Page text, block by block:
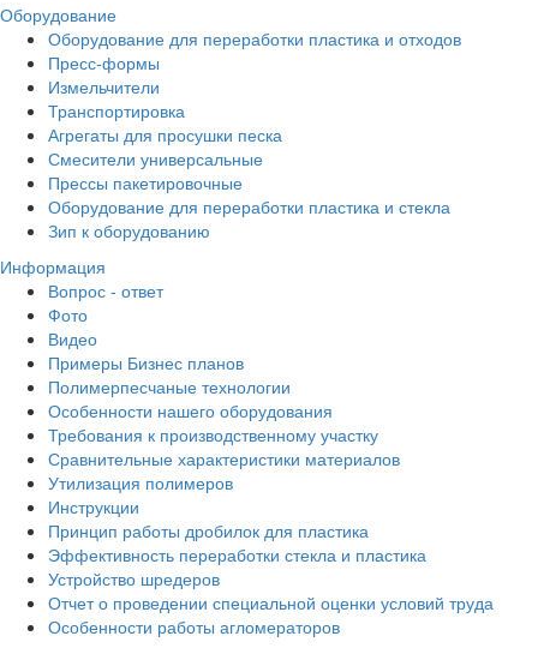
Оборудование
Оборудование для переработки пластика и отходов
Пресс-формы
Измельчители
Транспортировка
Агрегаты для просушки песка
Смесители универсальные
Прессы пакетировочные
Оборудование для переработки пластика и стекла
Зип к оборудованию
Информация
Вопрос - ответ
Фото
Видео
Примеры Бизнес планов
Полимерпесчаные технологии
Особенности нашего оборудования
Требования к производственному участку
Сравнительные характеристики материалов
Утилизация полимеров
Инструкции
Принцип работы дробилок для пластика
Эффективность переработки стекла и пластика
Устройство шредеров
Отчет о проведении специальной оценки условий труда
Особенности работы агломераторов